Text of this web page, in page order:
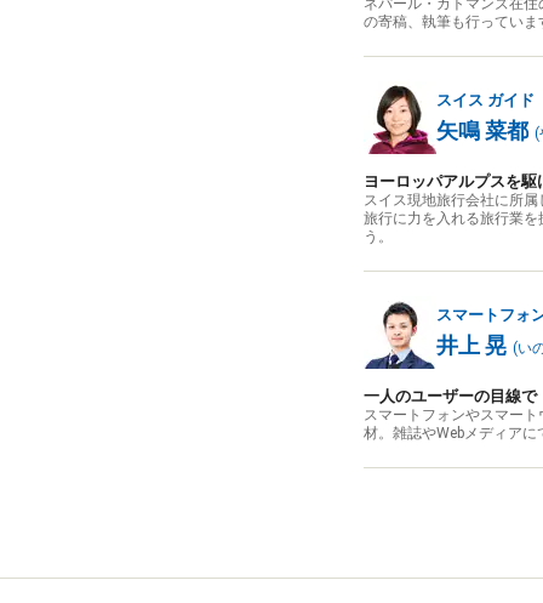
ネパール・カトマンズ在
の寄稿、執筆も行っていま
スイス ガイド
矢鳴 菜都 (
ヨーロッパアルプスを
スイス現地旅行会社に所
旅行に力を入れる旅行業
う。
スマートフォ
井上 晃 (い
一人のユーザーの目線で
スマートフォンやスマー
材。雑誌やWebメディア